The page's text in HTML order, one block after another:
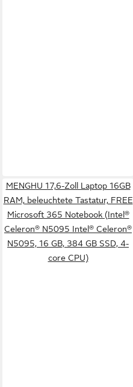
MENGHU 17,6-Zoll Laptop 16GB
RAM, beleuchtete Tastatur, FREE
Microsoft 365 Notebook (Intel®
Celeron® N5095 Intel® Celeron®
N5095, 16 GB, 384 GB SSD, 4-
core CPU)